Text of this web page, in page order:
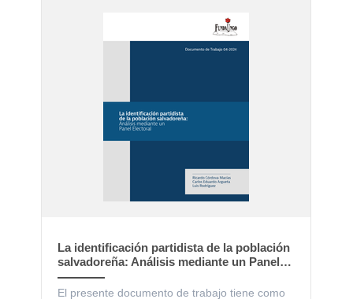
La identificación partidista de la población
salvadoreña: Análisis mediante un Panel
Electoral
El presente documento de trabajo tiene como